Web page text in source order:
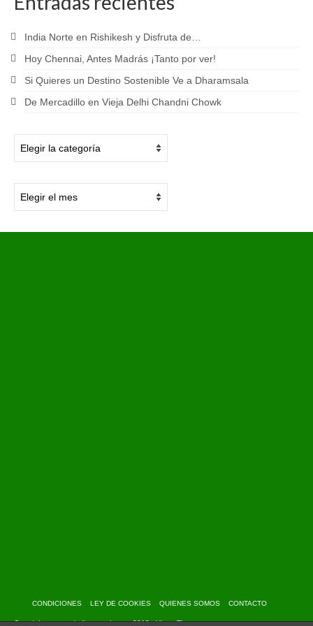
India Norte en Rishikesh y Disfruta de…
Hoy Chennai, Antes Madrás ¡Tanto por ver!
Si Quieres un Destino Sostenible Ve a Dharamsala
De Mercadillo en Vieja Delhi Chandni Chowk
CONDICIONES LEY DE COOKIES QUIENES SOMOS CONTACTO
Copyright: www.myindiantravel.com - 2013 - Virtue Theme